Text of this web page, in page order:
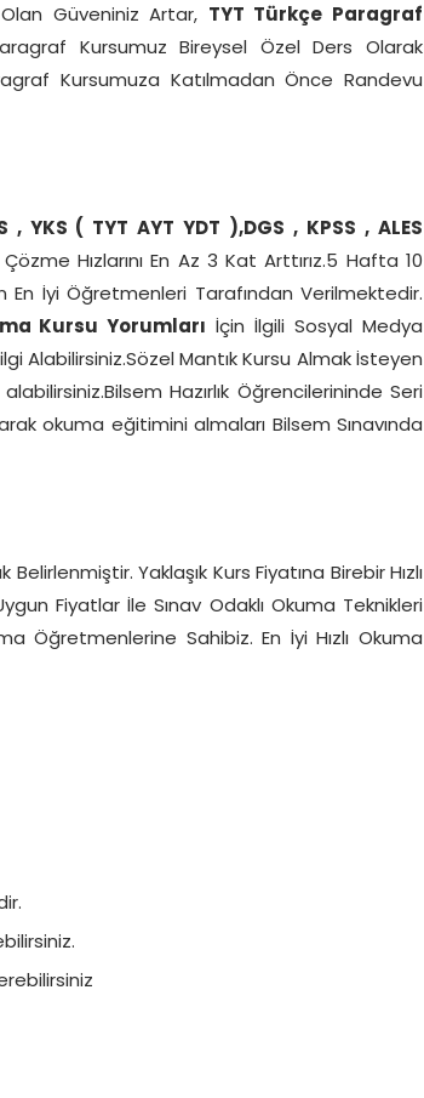
Güveniniz Artar, TYT Türkçe Paragraf
Kursumuz Bireysel Özel Ders Olarak
Kursumuza Katılmadan Önce Randevu
, YKS ( TYT AYT YDT ),DGS , KPSS , ALES
Hızlarını En Az 3 Kat Arttırız.5 Hafta 10
En İyi Öğretmenleri Tarafından Verilmektedir.
Kursu Yorumları İçin İlgili Sosyal Medya
Alabilirsiniz.Sözel Mantık Kursu Almak İsteyen
Hazırlık Öğrencilerininde Seri
okuma eğitimini almaları Bilsem Sınavında
Yaklaşık Kurs Fiyatına Birebir Hızlı
Fiyatlar İle Sınav Odaklı Okuma Teknikleri
Öğretmenlerine Sahibiz. En İyi Hızlı Okuma